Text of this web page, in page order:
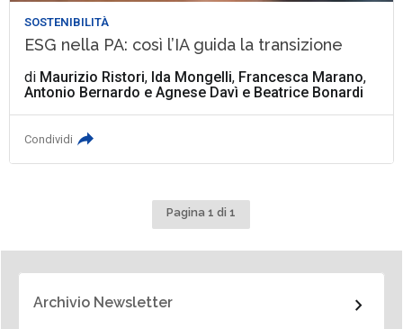
SOSTENIBILITÀ
ESG nella PA: così l’IA guida la transizione
di Maurizio Ristori, Ida Mongelli, Francesca Marano,
Antonio Bernardo eAgnese Davì e Beatrice Bonardi
Condividi
Pagina 1 di 1
Archivio Newsletter